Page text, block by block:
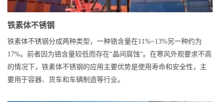
铁素体不锈钢
铁素体不锈钢分成两种类型，一种铬含量在11%~13%另一种约为
17%。前者因为铬含量较低而存在“晶间腐蚀”。在寒风外观要求不高
的情况下，铁素体不锈钢的应用主要优势是使用寿命和安全性，主
要用于容器、货车和车辆制造等行业。